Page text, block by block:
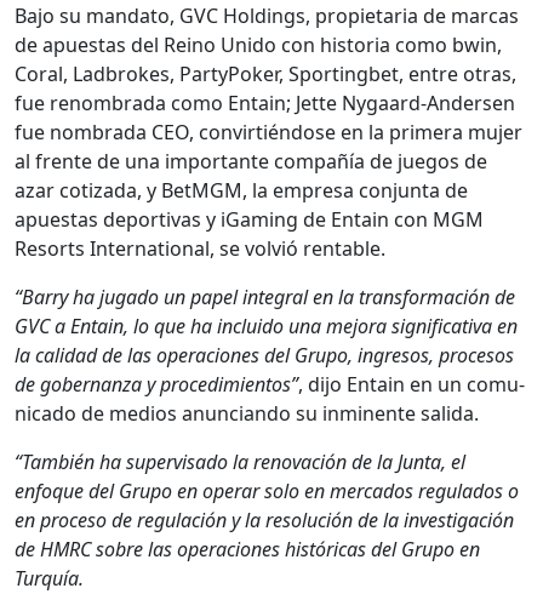
Bajo su manda­to, GVC Hold­ings, propi­etaria de mar­cas
de apues­tas del Reino Unido con his­to­ria como bwin,
Coral, Lad­brokes, Par­ty­Pok­er, Sport­ing­bet, entre otras,
fue renom­bra­da como Entain; Jette Nygaard-Ander­sen
fue nom­bra­da CEO, con­vir­tién­dose en la primera mujer
al frente de una impor­tante com­pañía de jue­gos de
azar coti­za­da, y Bet­MGM, la empre­sa con­jun­ta de
apues­tas deporti­vas y iGam­ing de Entain con MGM
Resorts Inter­na­tion­al, se volvió rentable.
“Bar­ry ha juga­do un papel inte­gral en la trans­for­ma­ción de
GVC a Entain, lo que ha inclu­i­do una mejo­ra sig­ni­fica­ti­va en
la cal­i­dad de las opera­ciones del Grupo, ingre­sos, pro­ce­sos
de gob­er­nan­za y pro­ced­imien­tos”, dijo Entain en un comu­
ni­ca­do de medios anun­cian­do su inmi­nente sal­i­da.
“Tam­bién ha super­visa­do la ren­o­vación de la Jun­ta, el
enfoque del Grupo en oper­ar solo en mer­ca­dos reg­u­la­dos o
en pro­ce­so de reg­u­lación y la res­olu­ción de la inves­ti­gación
de HMRC sobre las opera­ciones históri­c­as del Grupo en
Turquía.